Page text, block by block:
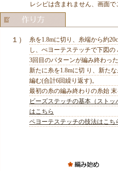
レシピは含まれません、画面で
１）
糸を1.8mに切り、糸端から約
し、ぺヨーテステッチで下図の
3回目のパターンが編み終わっ
新たに糸を1.8mに切 り、新た
編む(合計6回繰り返す)。
最初の糸の編み終わりの糸始 末
ビーズステッチの基本（ストッ
はこちら
ペヨーテステッチの技法はこち